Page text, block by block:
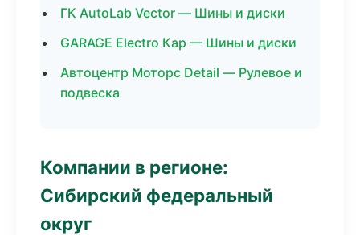
ГК AutoLab Vector — Шины и диски
GARAGE Electro Кар — Шины и диски
Автоцентр Моторс Detail — Рулевое и
подвеска
Компании в регионе:
Сибирский федеральный
округ